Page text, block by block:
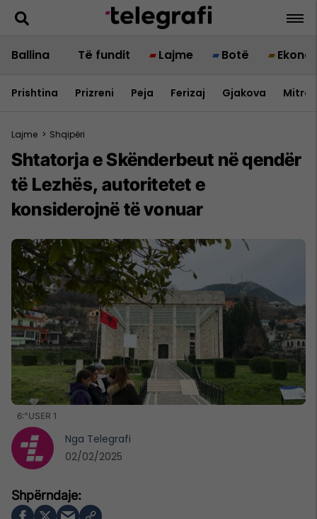
Ballina Të fundit Lajme Botë
Prishtina Prizreni Peja Ferizaj Gjakova
Lajme > Shqipëri
Shtatorja e Skënderbeut në qendër
të Lezhës, autoritetet e
konsiderojnë të vonuar
6:"USER 1
Nga Telegrafi
02/02/2025